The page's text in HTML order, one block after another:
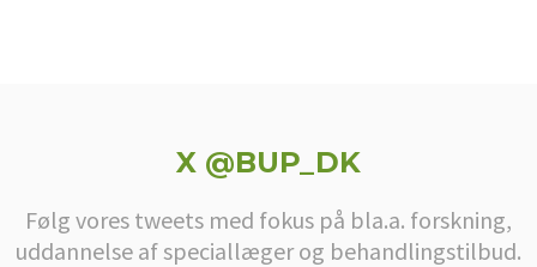
X @BUP_DK
Følg vores tweets med fokus på bla.a. forskning,
uddannelse af speciallæger og behandlingstilbud.